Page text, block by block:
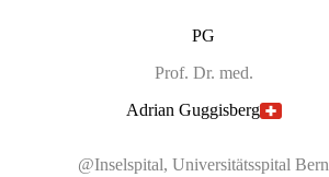
PG
Prof. Dr. med.
Adrian Guggisberg
@Inselspital, Universitätsspital Bern